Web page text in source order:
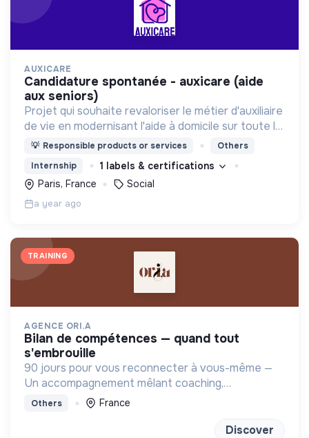
AUXICARE
candidature spontanée - auxicare (aide
aux seniors)
Projet qui souhaite revaloriser le métier d'auxiliaire
de vie en modernisant l'aide à domicile sur toute la
chaine (recrutement, matching, salaires, gestion
💡 Responsible products or services
Others
Internship
1 labels & certifications
Paris, France
Social
a year ago
TRAINING
AGENCE ORI.A
bilan de compétences — quand tout
s'embrouille
90 jours pour vous reconnecter à vous-même —
Un accompagnement mêlant coaching,
sophrologie et outils introspectifs pour (re)trouver
Others France
Discover